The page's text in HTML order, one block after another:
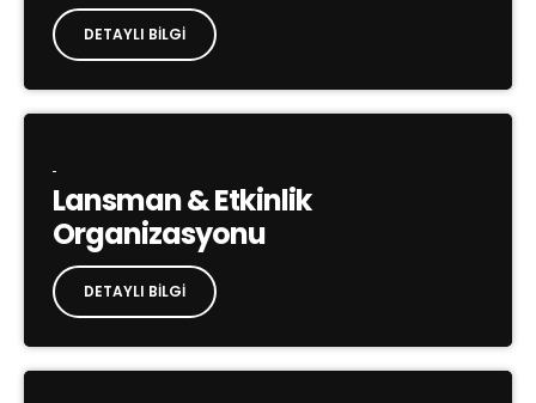
DETAYLI BILGI
Lansman & Etkinlik
Organizasyonu
DETAYLI BILGI